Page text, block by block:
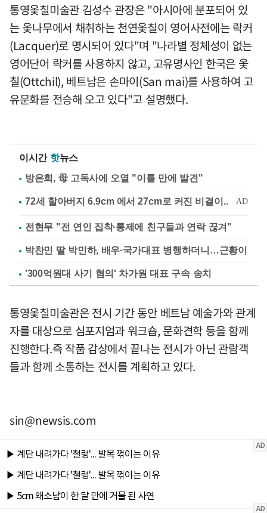
통영옻칠미술관 김성수 관장은 "아시아에 분포되어 있
는 옻나무에서 채취하는 천연옻칠이 영어사전에는 락커
(Lacquer)로 명시되어 있다"며 "나라별 정체성이 없는
영어단어 락커를 사용하지 않고, 고유명사인 한국은 옻
칠(Ottchil), 베트남은 손마이(San mai)를 사용하여 고
유문화를 전승해 오고 있다"고 설명했다.
이시간 핫뉴스
방은희, 母 고독사에 오열 "이틀 만에 발견"
전현무 "전 연인 집착·통제에 친구들과 연락 끊겨"
박찬민 딸 박민하, 배우·국가대표 병행하더니…근황이
'300억원대 사기 혐의' 차가원 대표 구속 송치
통영옻칠미술관은 전시 기간 동안 베트남 예술가와 관계
자를 대상으로 심포지엄과 워크숍, 문화견학 등을 함께
진행한다.즉 작품 감상에서 끝나는 전시가 아닌 관람객
들과 함께 소통하는 전시를 계획하고 있다.
sin@newsis.com